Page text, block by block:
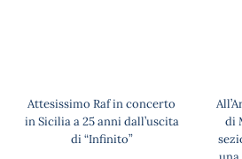
Attesissimo Raf in concerto
in Sicilia a 25 anni dall’uscita
di “Infinito”
di